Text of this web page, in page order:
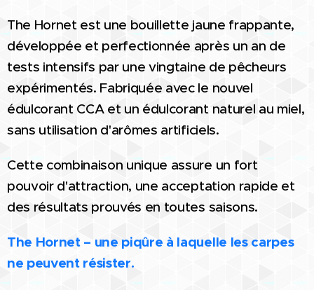
The Hornet est une bouillette jaune frappante,
développée et perfectionnée après un an de
tests intensifs par une vingtaine de pêcheurs
expérimentés. Fabriquée avec le nouvel
édulcorant CCA et un édulcorant naturel au miel,
sans utilisation d'arômes artificiels.
Cette combinaison unique assure un fort
pouvoir d'attraction, une acceptation rapide et
des résultats prouvés en toutes saisons.
The Hornet – une piqûre à laquelle les carpes
ne peuvent résister.